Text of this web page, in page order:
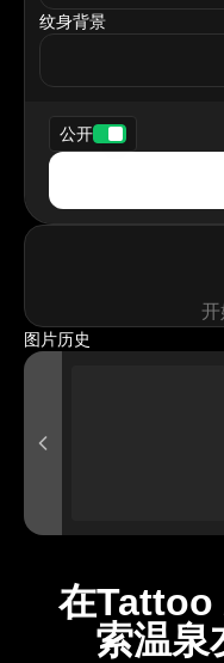
纹身背景
tattooBackground
公开
图片历史
在Tattoo
索温泉